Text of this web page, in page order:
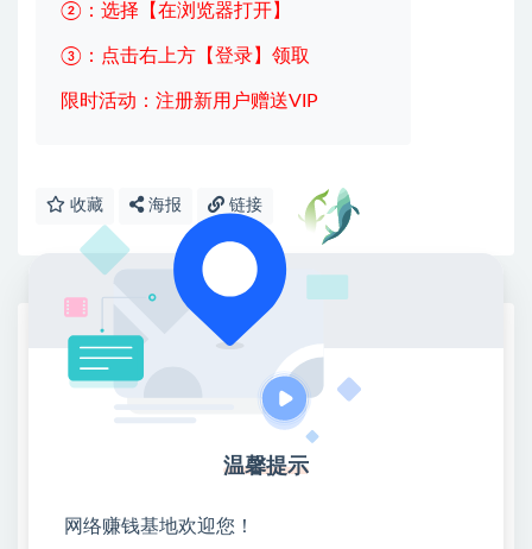
②：选择【在浏览器打开】
③：点击右上方【登录】领取
限时活动：注册新用户赠送VIP
收藏 海报 链接
网赚基地简介
站长微信：无
❤本站：本站整合多方资源站，主要面向互联网创业
类&副业类，资源丰富 物超所值。
❤能助您：找项目 + 低成本创业 + 减少信息差 + 见识
❤本站为众多团队提供了重要价值，也为众多创业者
温馨提示
网络赚钱基地欢迎您！